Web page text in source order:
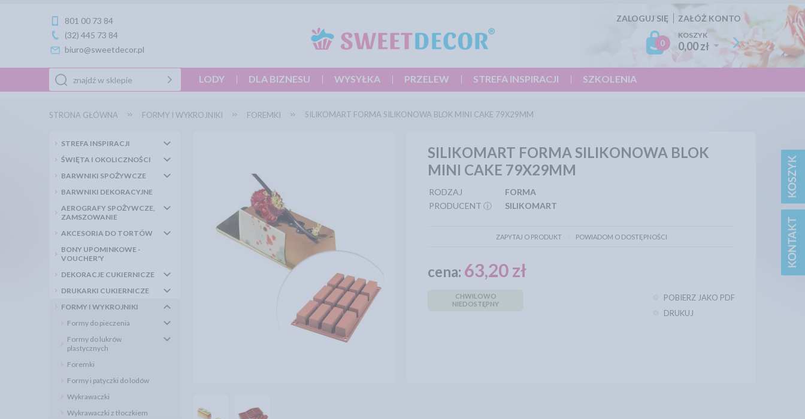
801 00 73 84
(32) 445 73 84
biuro@sweetdecor.pl
ZALOGUJ SIĘ ZAŁÓŻ KONTO
0
KOSZYK
0,00 zł
LODY DLA BIZNESU WYSYŁKA PRZELEW STREFA INSPIRACJI SZKOLENIA
STRONA GŁÓWNA FORMY I WYKROJNIKI FOREMKI SILIKOMART FORMA SILIKONOWA BLOK MINI CAKE 79X29MM
STREFA INSPIRACJI
ŚWIĘTA I OKOLICZNOŚCI
BARWNIKI SPOŻYWCZE
BARWNIKI DEKORACYJNE
AEROGRAFY SPOŻYWCZE,
ZAMSZOWANIE
AKCESORIA DO TORTÓW
BONY UPOMINKOWE -
VOUCHER'Y
DEKORACJE CUKIERNICZE
DRUKARKI CUKIERNICZE
FORMY I WYKROJNIKI
Formy do pieczenia
Formy do lukrów
plastycznych
Foremki
Formy i patyczki do lodów
Wykrawaczki
Wykrawaczki z tłoczkiem
SILIKOMART FORMA SILIKONOWA BLOK
MINI CAKE 79X29MM
RODZAJ
FORMA
PRODUCENT ⓘ
SILIKOMART
ZAPYTAJ O PRODUKT POWIADOM O DOSTĘPNOŚCI
cena: 63,20 zł
CHWILOWO
NIEDOSTĘPNY
POBIERZ JAKO PDF
DRUKUJ